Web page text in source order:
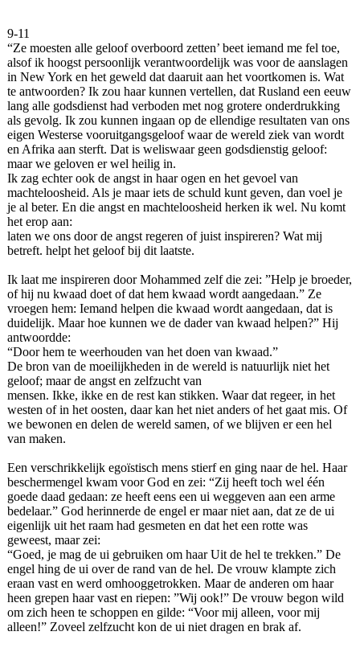
9-11
“Ze moesten alle geloof overboord zetten’ beet iemand me fel toe,
alsof ik hoogst persoonlijk verantwoordelijk was voor de aanslagen
in New York en het geweld dat daaruit aan het voortkomen is. Wat
te antwoorden? Ik zou haar kunnen vertellen, dat Rusland een eeuw
lang alle godsdienst had verboden met nog grotere onderdrukking
als gevolg. Ik zou kunnen ingaan op de ellendige resultaten van ons
eigen Westerse vooruitgangsgeloof waar de wereld ziek van wordt
en Afrika aan sterft. Dat is weliswaar geen godsdienstig geloof:
maar we geloven er wel heilig in.
Ik zag echter ook de angst in haar ogen en het gevoel van
machteloosheid. Als je maar iets de schuld kunt geven, dan voel je
je al beter. En die angst en machteloosheid herken ik wel. Nu komt
het erop aan:
laten we ons door de angst regeren of juist inspireren? Wat mij
betreft. helpt het geloof bij dit laatste.
Ik laat me inspireren door Mohammed zelf die zei: ”Help je broeder,
of hij nu kwaad doet of dat hem kwaad wordt aangedaan.” Ze
vroegen hem: Iemand helpen die kwaad wordt aangedaan, dat is
duidelijk. Maar hoe kunnen we de dader van kwaad helpen?” Hij
antwoordde:
“Door hem te weerhouden van het doen van kwaad.”
De bron van de moeilijkheden in de wereld is natuurlijk niet het
geloof; maar de angst en zelfzucht van
mensen. Ikke, ikke en de rest kan stikken. Waar dat regeer, in het
westen of in het oosten, daar kan het niet anders of het gaat mis. Of
we bewonen en delen de wereld samen, of we blijven er een hel
van maken.
Een verschrikkelijk egoïstisch mens stierf en ging naar de hel. Haar
beschermengel kwam voor God en zei: “Zij heeft toch wel één
goede daad gedaan: ze heeft eens een ui weggeven aan een arme
bedelaar.” God herinnerde de engel er maar niet aan, dat ze de ui
eigenlijk uit het raam had gesmeten en dat het een rotte was
geweest, maar zei:
“Goed, je mag de ui gebruiken om haar Uit de hel te trekken.” De
engel hing de ui over de rand van de hel. De vrouw klampte zich
eraan vast en werd omhooggetrokken. Maar de anderen om haar
heen grepen haar vast en riepen: ”Wij ook!” De vrouw begon wild
om zich heen te schoppen en gilde: “Voor mij alleen, voor mij
alleen!” Zoveel zelfzucht kon de ui niet dragen en brak af.